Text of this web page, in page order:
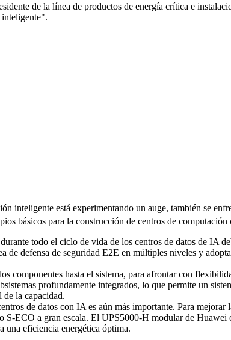
de la línea de productos de energía crítica e
inteligente".
inteligente está experimentando un auge, también se
básicos para la construcción de centros de
todo el ciclo de vida de los centros de datos de IA
defensa de seguridad E2E en múltiples niveles y
componentes hasta el sistema, para afrontar con
profundamente integrados, lo que permite un
la capacidad.
de datos con IA es aún más importante. Para
ECO a gran escala. El UPS5000-H modular de
una eficiencia energética óptima.